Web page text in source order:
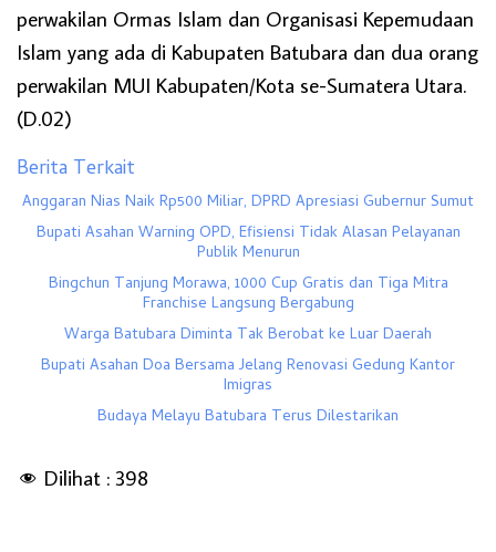
perwakilan Ormas Islam dan Organisasi Kepemudaan
Islam yang ada di Kabupaten Batubara dan dua orang
perwakilan MUI Kabupaten/Kota se-Sumatera Utara.
(D.02)
Berita Terkait
Anggaran Nias Naik Rp500 Miliar, DPRD Apresiasi Gubernur Sumut
Bupati Asahan Warning OPD, Efisiensi Tidak Alasan Pelayanan
Publik Menurun
Bingchun Tanjung Morawa, 1000 Cup Gratis dan Tiga Mitra
Franchise Langsung Bergabung
Warga Batubara Diminta Tak Berobat ke Luar Daerah
Bupati Asahan Doa Bersama Jelang Renovasi Gedung Kantor
Imigras
Budaya Melayu Batubara Terus Dilestarikan
Dilihat : 398